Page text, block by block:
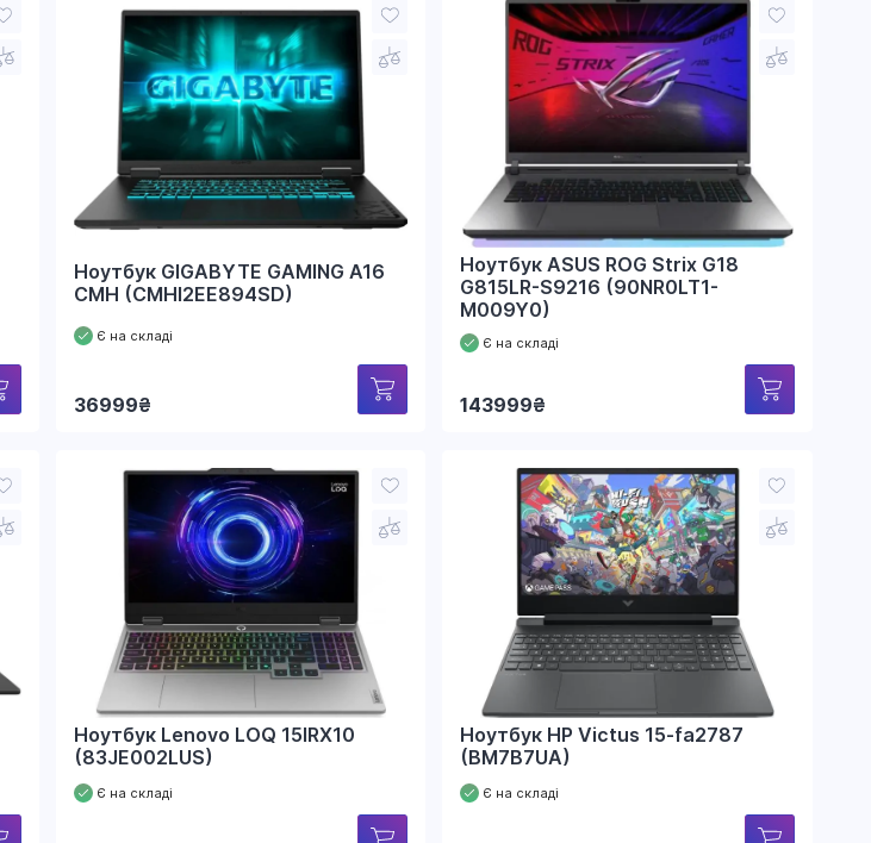
Ноутбук GIGABYTE GAMING A16
CMH (CMHI2EE894SD)
Є на складі
36999₴
Ноутбук ASUS ROG Strix G18
G815LR-S9216 (90NR0LT1-
M009Y0)
Є на складі
143999₴
Ноутбук Lenovo LOQ 15IRX10
(83JE002LUS)
Є на складі
Ноутбук HP Victus 15-fa2787
(BM7B7UA)
Є на складі